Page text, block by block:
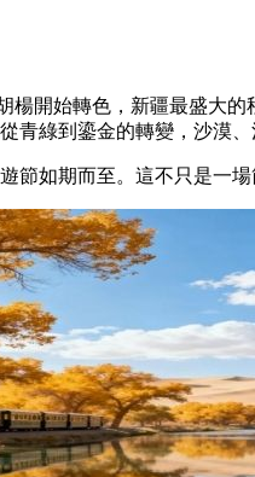
楊開始轉色，新疆最盛大的
青綠到鎏金的轉變，沙漠
節如期而至。這不只是